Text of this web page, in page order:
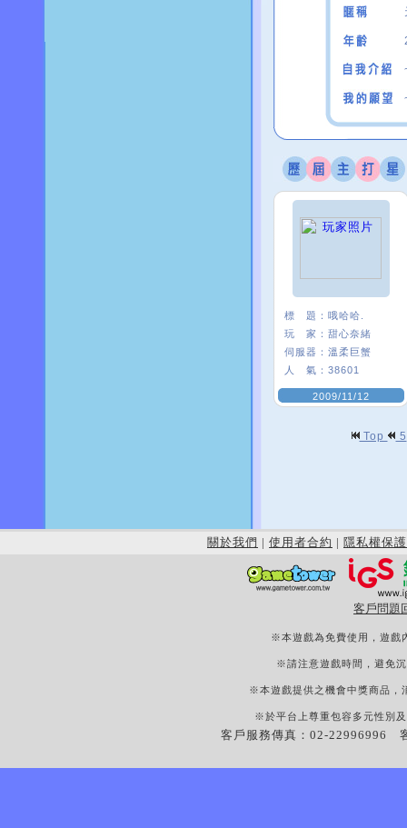
標 題： 哦哈哈.
玩 家： 甜心奈緒
伺服器： 溫柔巨蟹
人 氣： 38601
2009/11/12
Top 5
關於我們 | 使用者合約 | 隱私權保護
客戶問題
※本遊戲為免費使用，遊戲
※請注意遊戲時間，避免
※本遊戲提供之機會中獎商品，
※於平台上尊重包容多元性別
客戶服務傳真：02-22996996